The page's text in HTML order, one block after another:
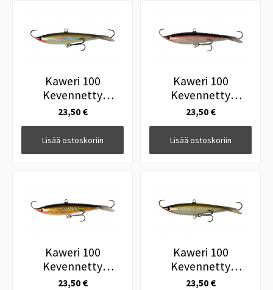
Kaweri 100
Kevennetty
Tasapainopilkki H6
23,50 €
Lisää ostoskoriin
Kaweri 100
Kevennetty
Tasapainopilkki F3
23,50 €
Lisää ostoskoriin
Kaweri 100
Kevennetty
Tasapainopilkki H2
23,50 €
Kaweri 100
Kevennetty
Tasapainopilkki F6
23,50 €